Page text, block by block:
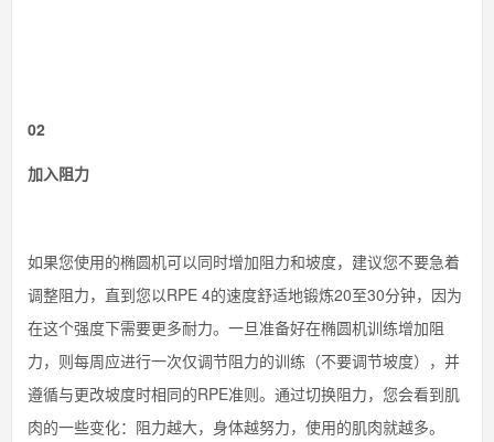
02
加入阻力
如果您使用的椭圆机可以同时增加阻力和坡度，建议您不要急着
调整阻力，直到您以RPE 4的速度舒适地锻炼20至30分钟，因为
在这个强度下需要更多耐力。一旦准备好在椭圆机训练增加阻
力，则每周应进行一次仅调节阻力的训练（不要调节坡度），并
遵循与更改坡度时相同的RPE准则。通过切换阻力，您会看到肌
肉的一些变化：阻力越大，身体越努力，使用的肌肉就越多。